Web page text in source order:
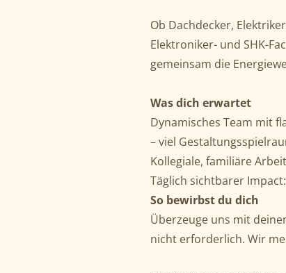
Ob Dachdecker,
Elektroniker- und SHK-
gemeinsam die
Was dich erwartet
Dynamisches Team mit
– viel
Kollegiale, familiäre
Täglich sichtbarer
So bewirbst du dich
Überzeuge uns mit
nicht erforderlich. Wir